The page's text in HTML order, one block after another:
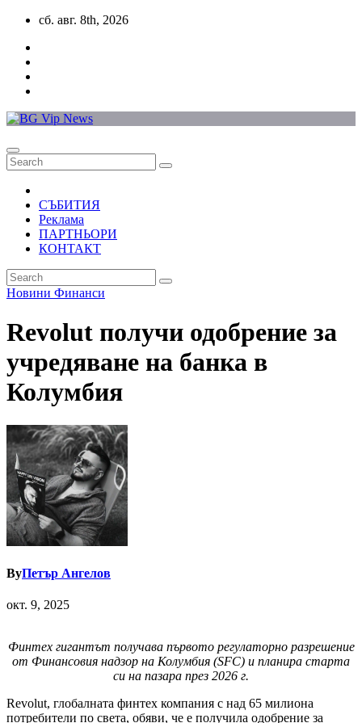
Skip
content
сб. авг. 8th, 2026
СЪБИТИЯ
Реклама
ПАРТНЬОРИ
КОНТАКТ
Новини Финанси
Revolut получи одобрение за
учредяване на банка в
Колумбия
ByПетър Ангелов
окт. 9, 2025
Финтех гигантът получава първото регулаторно разрешение
от Финансовия надзор на Колумбия (SFC) и планира старта
си на пазара през 2026 г.
Revolut, глобалната финтех компания с над 65 милиона
потребители по света, обяви, че е получила одобрение за